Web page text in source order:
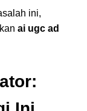
ini,
ai ugc ad